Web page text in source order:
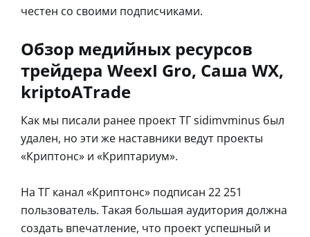
честен со своими подписчиками.
Обзор медийных ресурсов
трейдера WeexI Gro, Саша WX,
kriptoATrade
Как мы писали ранее проект ТГ sidimvminus был
удален, но эти же наставники ведут проекты
«Криптонс» и «Криптариум».
На ТГ канал «Криптонс» подписан 22 251
пользователь. Такая большая аудитория должна
создать впечатление, что проект успешный и